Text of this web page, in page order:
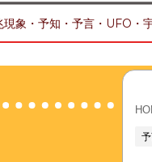
象・予知・予言・UFO・